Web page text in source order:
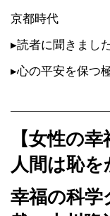
京都時代
▸読者に聞きまし
▸心の平安を保
【女性の幸
人間は恥
幸福の科学